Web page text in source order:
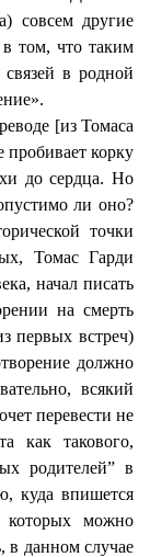
совсем другие
том, что таким
в родной
[из Томаса
пробивает корку
до сердца. Но
ли оно?
точки
Томас Гарди
начал писать
на смерть
первых встреч)
должно
, всякий
перевести не
как такового,
родителей” в
куда впишется
которых можно
в данном случае